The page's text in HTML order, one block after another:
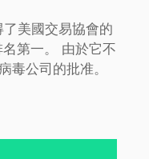
美國交易協會的
第一。 由於它不
毒公司的批准。